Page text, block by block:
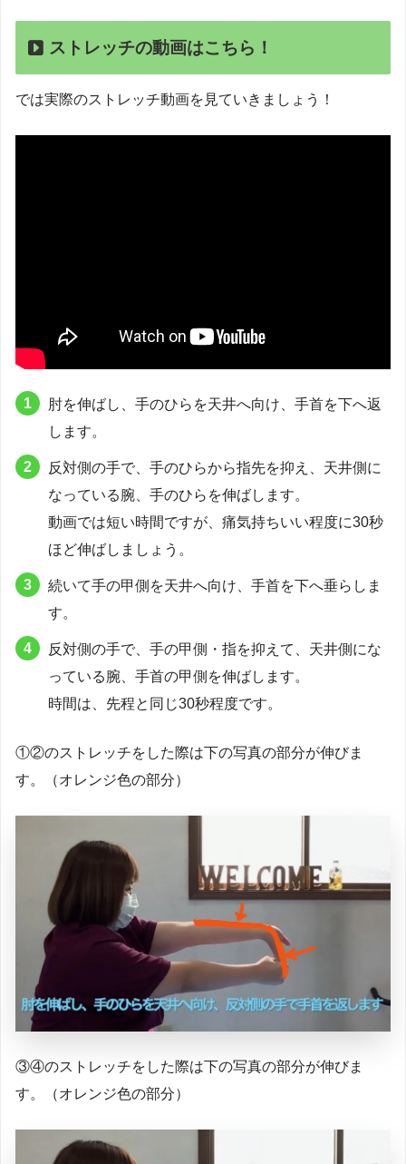
ストレッチの動画はこちら！
では実際のストレッチ動画を見ていきましょう！
肘を伸ばし、手のひらを天井へ向け、手首を下へ返
します。
反対側の手で、手のひらから指先を抑え、天井側に
なっている腕、手のひらを伸ばします。
動画では短い時間ですが、痛気持ちいい程度に30秒
ほど伸ばしましょう。
続いて手の甲側を天井へ向け、手首を下へ垂らしま
す。
反対側の手で、手の甲側・指を抑えて、天井側にな
っている腕、手首の甲側を伸ばします。
時間は、先程と同じ30秒程度です。
①②のストレッチをした際は下の写真の部分が伸びま
す。（オレンジ色の部分）
③④のストレッチをした際は下の写真の部分が伸びま
す。（オレンジ色の部分）